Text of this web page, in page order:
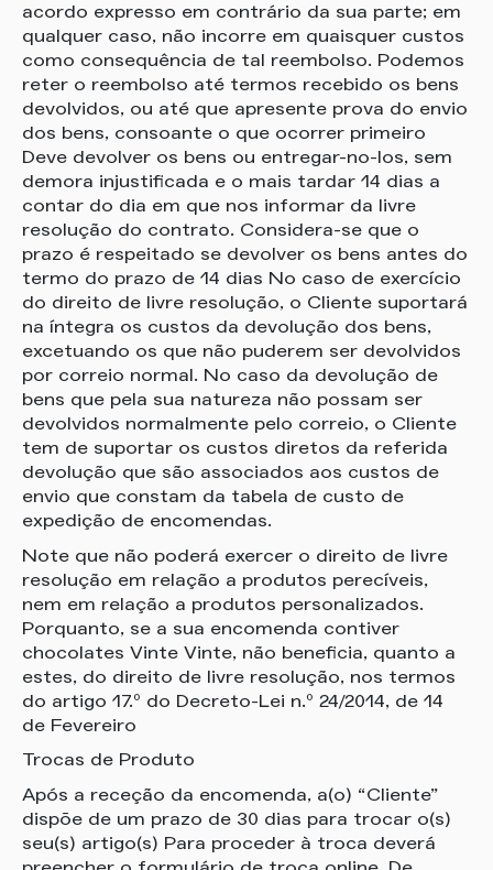
acordo expresso em contrário da sua parte; em
qualquer caso, não incorre em quaisquer custos
como consequência de tal reembolso. Podemos
reter o reembolso até termos recebido os bens
devolvidos, ou até que apresente prova do envio
dos bens, consoante o que ocorrer primeiro
Deve devolver os bens ou entregar-no-los, sem
demora injustificada e o mais tardar 14 dias a
contar do dia em que nos informar da livre
resolução do contrato. Considera-se que o
prazo é respeitado se devolver os bens antes do
termo do prazo de 14 dias No caso de exercício
do direito de livre resolução, o Cliente suportará
na íntegra os custos da devolução dos bens,
excetuando os que não puderem ser devolvidos
por correio normal. No caso da devolução de
bens que pela sua natureza não possam ser
devolvidos normalmente pelo correio, o Cliente
tem de suportar os custos diretos da referida
devolução que são associados aos custos de
envio que constam da tabela de custo de
expedição de encomendas.
Note que não poderá exercer o direito de livre
resolução em relação a produtos perecíveis,
nem em relação a produtos personalizados.
Porquanto, se a sua encomenda contiver
chocolates Vinte Vinte, não beneficia, quanto a
estes, do direito de livre resolução, nos termos
do artigo 17.º do Decreto-Lei n.º 24/2014, de 14
de Fevereiro
Trocas de Produto
Após a receção da encomenda, a(o) “Cliente”
dispõe de um prazo de 30 dias para trocar o(s)
seu(s) artigo(s) Para proceder à troca deverá